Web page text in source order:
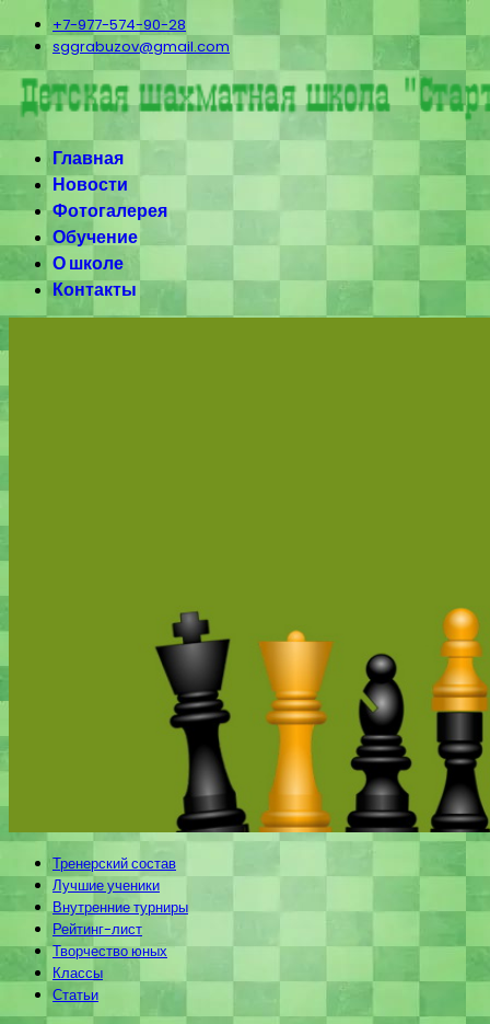
+7-977-574-90-28
sggrabuzov@gmail.com
Главная
Новости
Фотогалерея
Обучение
О школе
Контакты
Тренерский состав
Лучшие ученики
Внутренние турниры
Рейтинг-лист
Творчество юных
Классы
Статьи